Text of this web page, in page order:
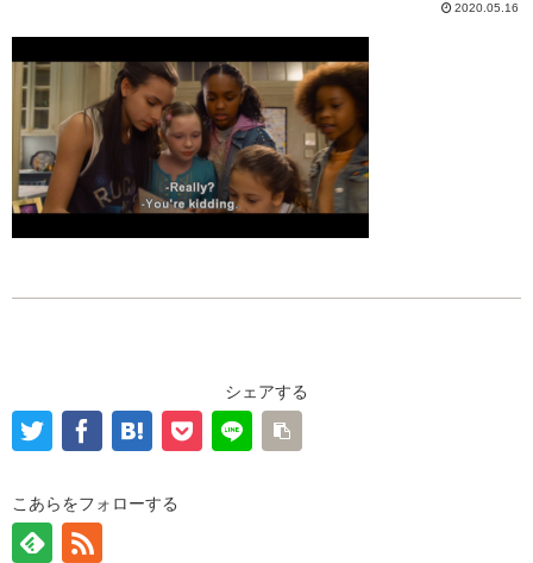
2020.05.16
シェアする
こあらをフォローする